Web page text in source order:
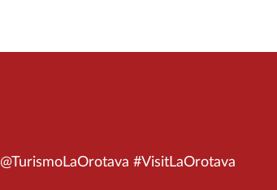
@TurismoLaOrotava #VisitLaOrotava